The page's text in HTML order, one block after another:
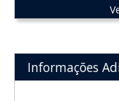
Informações